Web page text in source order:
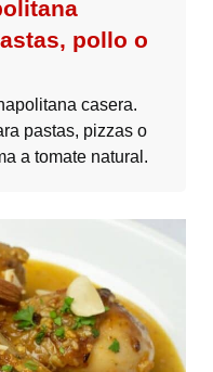
pollo o
casera.
pastas, pizzas o
a tomate natural.